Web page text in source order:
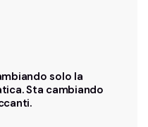
solo la
Sta cambiando